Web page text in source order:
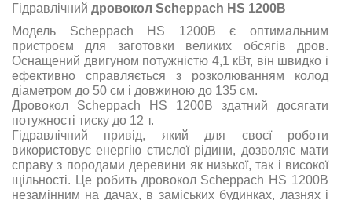
Гідравлічний дровокол Scheppach HS 1200B
Модель Scheppach HS 1200B є оптимальним
пристроєм для заготовки великих обсягів дров.
Оснащений двигуном потужністю 4,1 кВт, він швидко і
ефективно справляється з розколюванням колод
діаметром до 50 см і довжиною до 135 см.
Дровокол Scheppach HS 1200B здатний досягати
потужності тиску до 12 т.
Гідравлічний привід, який для своєї роботи
використовує енергію стислої рідини, дозволяє мати
справу з породами деревини як низької, так і високої
щільності. Це робить дровокол Scheppach HS 1200B
незамінним на дачах, в заміських будинках, лазнях і